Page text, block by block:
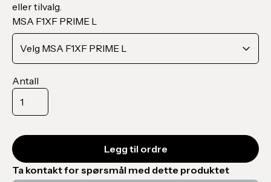
eller tilvalg.
MSA F1XF PRIME L
Antall
Ta kontakt for spørsmål med dette produktet